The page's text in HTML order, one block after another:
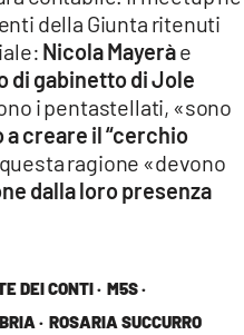
DEI CONTI · M5S ·
· ROSARIA SUCCURRO
della Giunta ritenuti
Nicola Mayeràe
di gabinetto di Jole
i pentastellati, «sono
creare il “cerchio
questa ragione «devono
dalla loro presenza